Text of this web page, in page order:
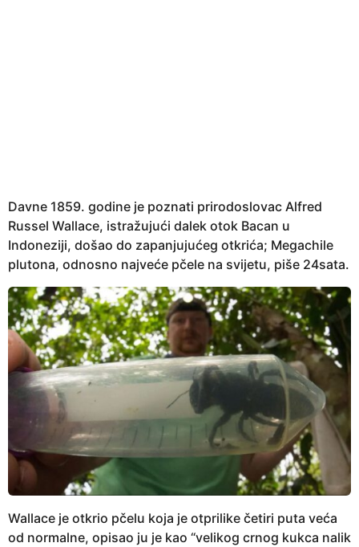
e
a
g
o
Davne 1859. godine je poznati prirodoslovac Alfred
Russel Wallace, istražujući dalek otok Bacan u
Indoneziji, došao do zapanjujućeg otkrića; Megachile
plutona, odnosno najveće pčele na svijetu, piše 24sata.
Wallace je otkrio pčelu koja je otprilike četiri puta veća
od normalne, opisao ju je kao “velikog crnog kukca nalik